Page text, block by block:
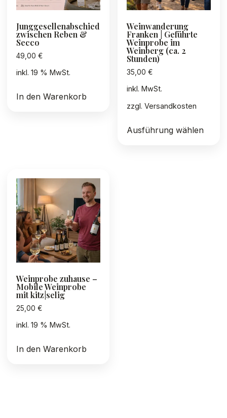
Junggesellenabschied
zwischen Reben &
Secco
49,00 €
inkl. 19 % MwSt.
In den Warenkorb
Weinwanderung
Franken | Geführte
Weinprobe im
Weinberg (ca. 2
Stunden)
35,00€
inkl. MwSt.
zzgl.Versandkosten
Ausführung wählen
Weinprobe zuhause –
Mobile Weinprobe
mit kitz|selig
25,00 €
inkl. 19 % MwSt.
In den Warenkorb